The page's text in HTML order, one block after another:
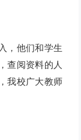
，他们和学生
查阅资料的人
我校广大教师